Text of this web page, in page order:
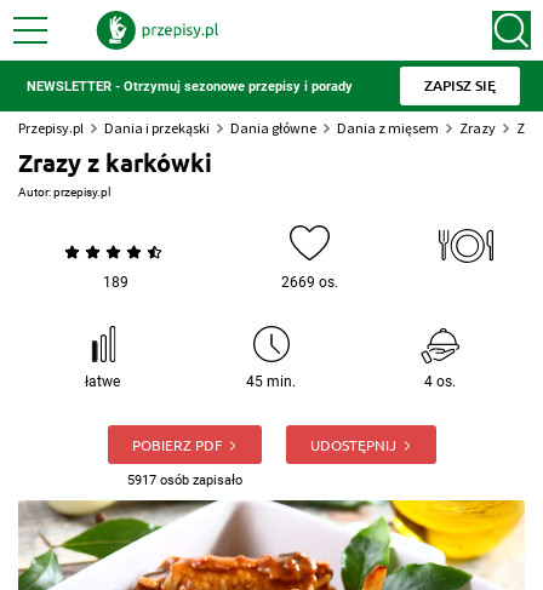
NEWSLETTER - Otrzymuj sezonowe przepisy i porady ZAPISZ SIĘ
Przepisy.pl Dania i przekąski Dania główne Dania z mięsem Zrazy
Zrazy z karkówki
Autor:przepisy.pl
189 2669 os.
łatwe 45 min. 4 os.
POBIERZ PDF
5917 osób zapisało
UDOSTĘPNIJ